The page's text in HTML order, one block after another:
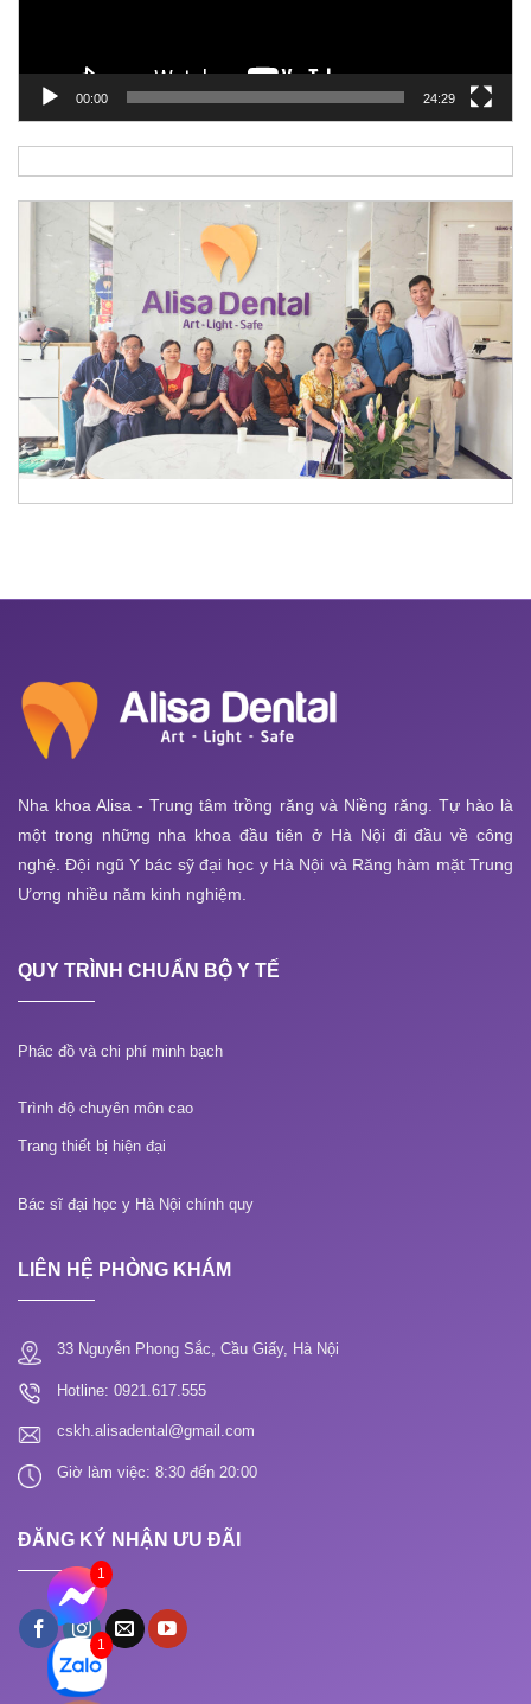
00:00 24:29
Nha khoa Alisa - Trung tâm trồng răng và Niềng răng. Tự hào là
một trong những nha khoa đầu tiên ở Hà Nội đi đầu về công
nghệ. Đội ngũ Y bác sỹ đại học y Hà Nội và Răng hàm mặt Trung
Ương nhiều năm kinh nghiệm.
QUY TRÌNH CHUẨN BỘ Y TẾ
Phác đồ và chi phí minh bạch
Trình độ chuyên môn cao
Trang thiết bị hiện đại
Bác sĩ đại học y Hà Nội chính quy
LIÊN HỆ PHÒNG KHÁM
33 Nguyễn Phong Sắc, Cầu Giấy, Hà Nội
Hotline: 0921.617.555
cskh.alisadental@gmail.com
Giờ làm việc: 8:30 đến 20:00
ĐĂNG KÝ NHẬN ƯU ĐÃI
1
1